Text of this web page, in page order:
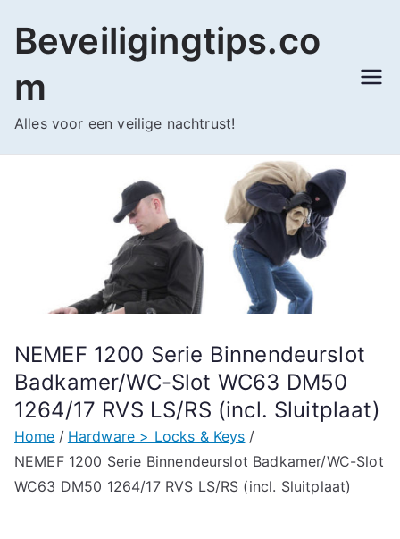
naar
inhoud
Beveiligingtips.co
m
Alles voor een veilige nachtrust!
NEMEF 1200 Serie Binnendeurslot
Badkamer/WC-Slot WC63 DM50
1264/17 RVS LS/RS (incl. Sluitplaat)
Home
Hardware > Locks & Keys
NEMEF 1200 Serie Binnendeurslot Badkamer/WC-Slot
WC63 DM50 1264/17 RVS LS/RS (incl. Sluitplaat)